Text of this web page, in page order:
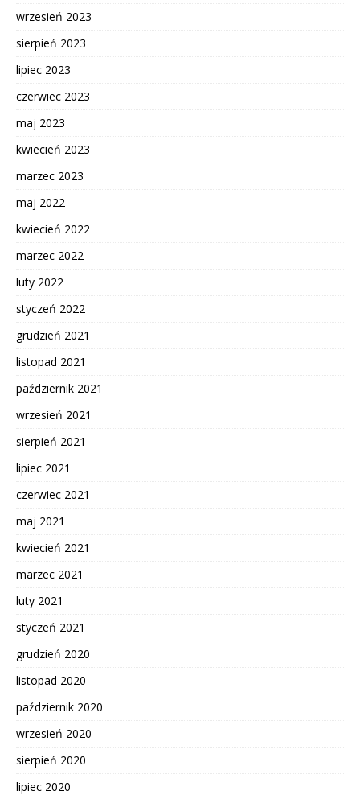
wrzesień 2023
sierpień 2023
lipiec 2023
czerwiec 2023
maj 2023
kwiecień 2023
marzec 2023
maj 2022
kwiecień 2022
marzec 2022
luty 2022
styczeń 2022
grudzień 2021
listopad 2021
październik 2021
wrzesień 2021
sierpień 2021
lipiec 2021
czerwiec 2021
maj 2021
kwiecień 2021
marzec 2021
luty 2021
styczeń 2021
grudzień 2020
listopad 2020
październik 2020
wrzesień 2020
sierpień 2020
lipiec 2020